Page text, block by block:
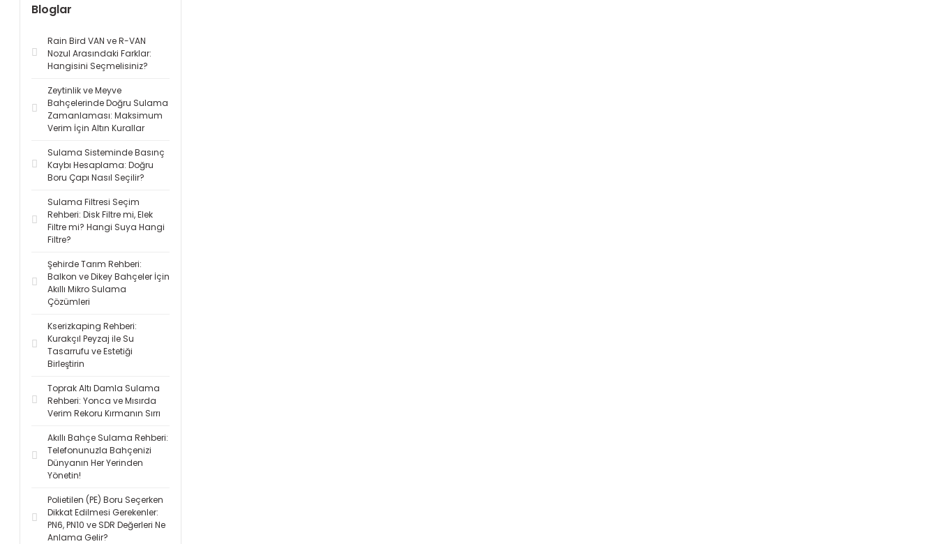
Bloglar
Rain Bird VAN ve R-VAN
Nozul Arasındaki Farklar:
Hangisini Seçmelisiniz?
Zeytinlik ve Meyve
Bahçelerinde Doğru Sulama
Zamanlaması: Maksimum
Verim İçin Altın Kurallar
Sulama Sisteminde Basınç
Kaybı Hesaplama: Doğru
Boru Çapı Nasıl Seçilir?
Sulama Filtresi Seçim
Rehberi: Disk Filtre mi, Elek
Filtre mi? Hangi Suya Hangi
Filtre?
Şehirde Tarım Rehberi:
Balkon ve Dikey Bahçeler İçin
Akıllı Mikro Sulama
Çözümleri
Kserizkaping Rehberi:
Kurakçıl Peyzaj ile Su
Tasarrufu ve Estetiği
Birleştirin
Toprak Altı Damla Sulama
Rehberi: Yonca ve Mısırda
Verim Rekoru Kırmanın Sırrı
Akıllı Bahçe Sulama Rehberi:
Telefonunuzla Bahçenizi
Dünyanın Her Yerinden
Yönetin!
Polietilen (PE) Boru Seçerken
Dikkat Edilmesi Gerekenler:
PN6, PN10 ve SDR Değerleri Ne
Anlama Gelir?